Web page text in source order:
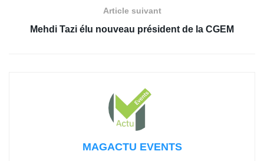
Article suivant
Mehdi Tazi élu nouveau président de la CGEM
MAGACTU EVENTS